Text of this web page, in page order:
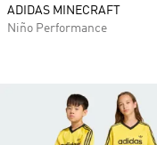
ADIDAS MINECRAFT
Niño Performance